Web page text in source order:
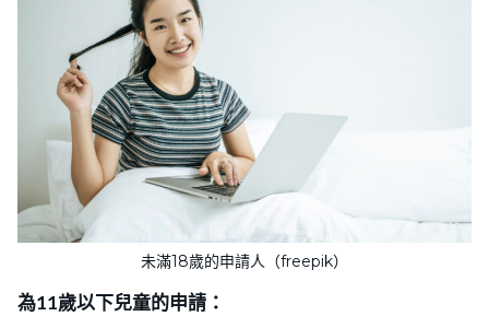
未滿18歲的申請人（freepik）
為11歲以下兒童的申請：